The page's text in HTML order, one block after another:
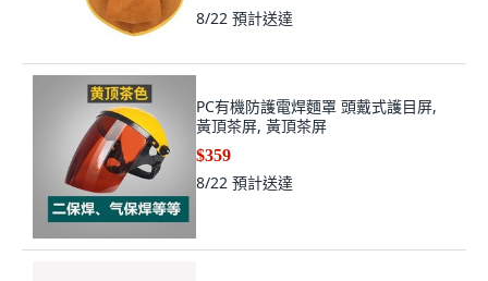
8/22 預計送達
PC有機防護電焊麵罩 頭戴式護目屏,
黃頂茶屏, 黃頂茶屏
$359
8/22 預計送達